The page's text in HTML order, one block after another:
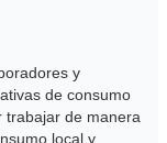
y
de consumo
trabajar de manera
local y